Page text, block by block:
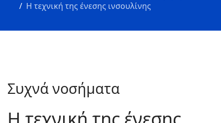
Η τεχνική της ένεσης ινσουλίνης
Συχνά νοσήματα